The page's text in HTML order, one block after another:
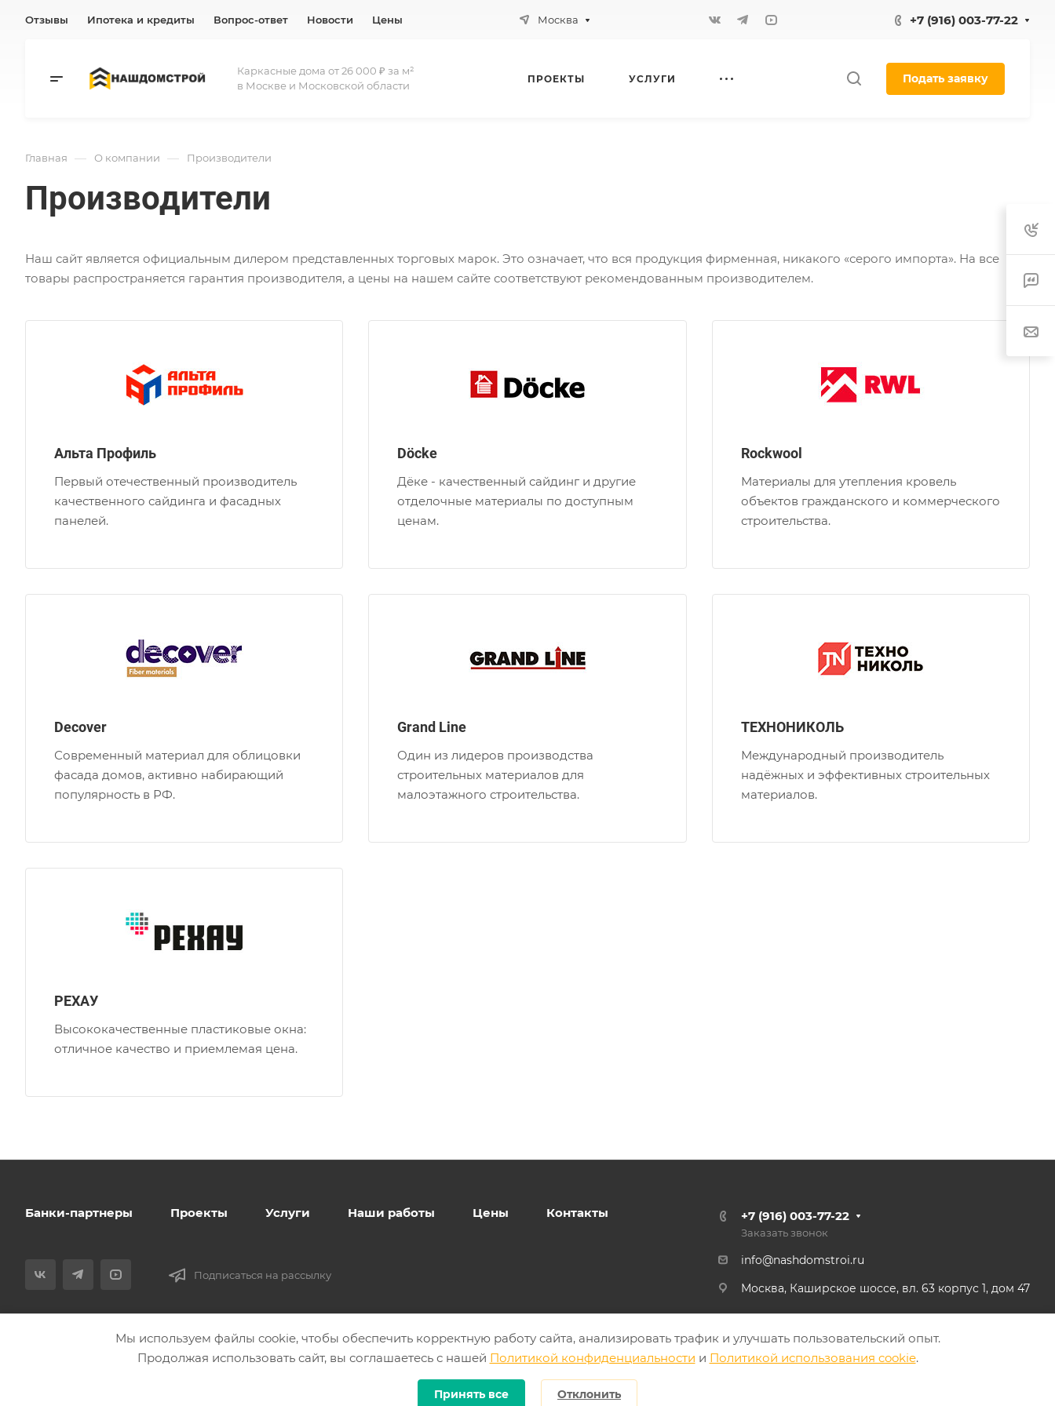
Отзывы Ипотека и кредиты Вопрос-ответ Новости Цены Москва +7 (916) 003-77-22
Каркасные дома от 26 000 ₽ за м²
в Москве и Московской области
ПРОЕКТЫ УСЛУГИ Подать заявку
Главная — О компании — Производители
Производители
Наш сайт является официальным дилером представленных торговых марок. Это означает, что вся продукция фирменная, никакого «серого импорта». На все
товары распространяется гарантия производителя, а цены на нашем сайте соответствуют рекомендованным производителем.
Альта Профиль
Первый отечественный производитель
качественного сайдинга и фасадных
панелей.
Döcke
Дёке - качественный сайдинг и другие
отделочные материалы по доступным
ценам.
Rockwool
Материалы для утепления кровель
объектов гражданского и коммерческого
строительства.
Decover
Современный материал для облицовки
фасада домов, активно набирающий
популярность в РФ.
Grand Line
Один из лидеров производства
строительных материалов для
малоэтажного строительства.
ТЕХНОНИКОЛЬ
Международный производитель
надёжных и эффективных строительных
материалов.
РЕХАУ
Высококачественные пластиковые окна:
отличное качество и приемлемая цена.
Банки-партнеры Проекты Услуги Наши работы Цены Контакты
Подписаться на рассылку
+7 (916) 003-77-22
Заказать звонок
info@nashdomstroi.ru
Москва, Каширское шоссе, вл. 63 корпус 1, дом 47
© 2026 ООО «НашДомСтрой». Строительство каркасных домов и бань "под ключ".
Мы используем файлы cookie, чтобы обеспечить корректную работу сайта, анализировать трафик и улучшать пользовательский опыт.
Продолжая использовать сайт, вы соглашаетесь с нашей Политикой конфиденциальности и Политикой использования cookie.
Принять все Отклонить